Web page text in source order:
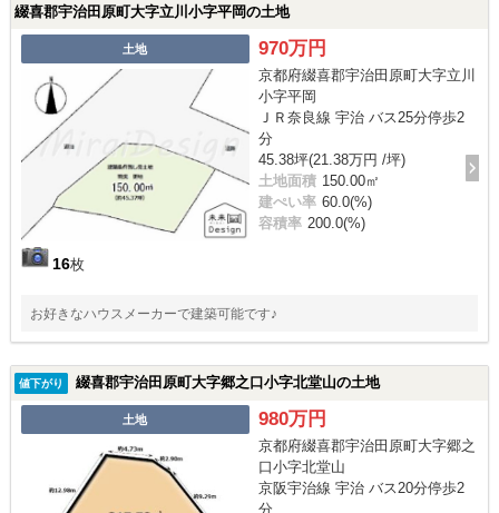
綴喜郡宇治田原町大字立川小字平岡の土地
土地
16枚
970万円
京都府綴喜郡宇治田原町大字立川
小字平岡
ＪＲ奈良線 宇治 バス25分停歩2
分
45.38坪(21.38万円 /坪)
土地面積 150.00㎡
建ぺい率 60.0(%)
容積率 200.0(%)
お好きなハウスメーカーで建築可能です♪
値下がり 綴喜郡宇治田原町大字郷之口小字北堂山の土地
土地 980万円
京都府綴喜郡宇治田原町大字郷之
口小字北堂山
京阪宇治線 宇治 バス20分停歩2
分